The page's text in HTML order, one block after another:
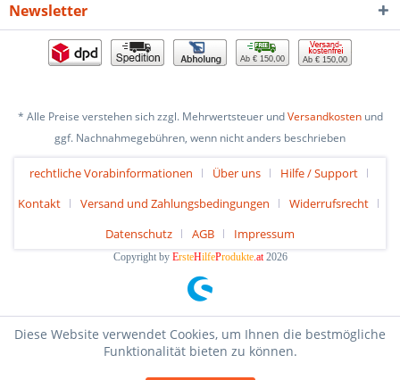
Newsletter
Ab € 150,00 Ab € 150,00
* Alle Preise verstehen sich zzgl. Mehrwertsteuer undVersandkostenund
ggf. Nachnahmegebühren, wenn nicht anders beschrieben
rechtliche Vorabinformationen Über uns
Hilfe / Support
Kontakt
Versand und Zahlungsbedingungen
Widerrufsrecht
Datenschutz
AGB Impressum
Copyright by ErsteHilfeProdukte.at2026
Diese Website verwendet Cookies, um Ihnen die bestmögliche
Funktionalität bieten zu können.